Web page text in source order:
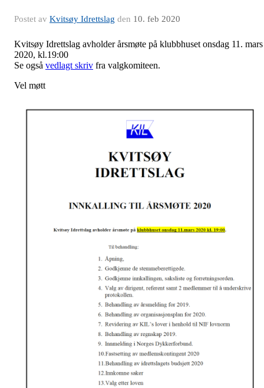
Postet av Kvitsøy Idrettslag den 10. feb 2020
Kvitsøy Idrettslag avholder årsmøte på klubbhuset onsdag 11. mars
2020, kl.19:00
Se også vedlagt skriv fra valgkomiteen.
Vel møtt